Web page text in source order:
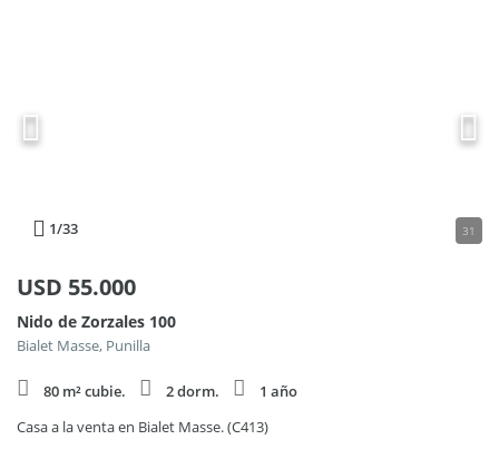
1/33 31
USD 55.000
Nido de Zorzales 100
Bialet Masse, Punilla
80 m² cubie. 2 dorm.
1 año
Casa a la venta en Bialet Masse. (C413)